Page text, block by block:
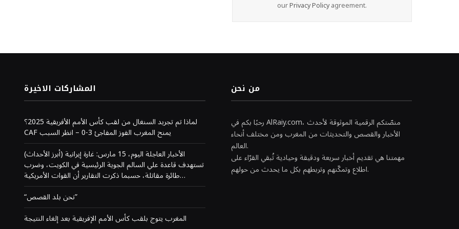
ourPrivacy Policyagreement.
المشاركات الاخيرة
لماذا تم تجريد السنغال من لقب كأس الأمم الأفريقية 2025؟
CAF يمنح المغرب الفوز المفاجئ 3-0 – انظر السبب
(أبرز الأحداث) الأخبار العاجلة اليوم، 15 مارس: غارة إيرانية
تستهدف قاعدة علي السالم الجوية الرئيسية في الكويت، وضرب
طائرة مقاتلة، حسبما ذكرت التقارير أن القوات الأمريكية…
“نحن بلد القصص”
المغرب يتوج بلقب كأس الأمم الإفريقية بعد إلغاء النتيجة
من نحن
رحبًا بكم في AlRaiy.com، منصّتكم الرقمية الموثوقة لأحدث
الأخبار والقصص والتحديثات من المغرب ومن مختلف أنحاء
العالم.
مهمتنا هي تقديم أخبار سريعة ودقيقة وحيادية تُبقي القرّاء على
اطلاع وتمكّنهم وتربطهم بكل ما يحدث من حولهم.